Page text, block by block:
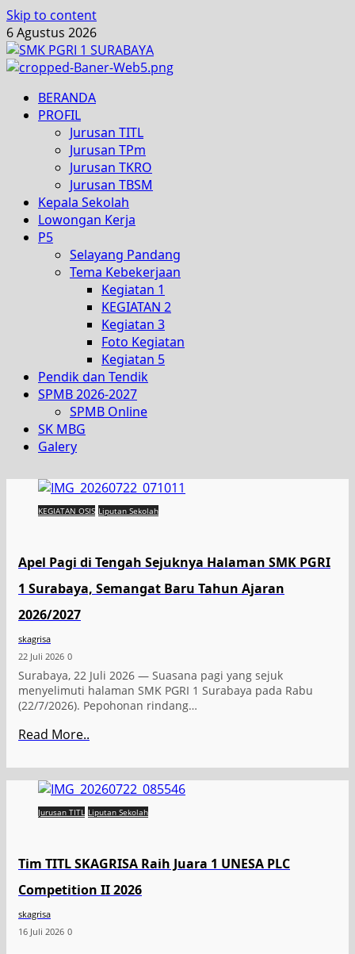
Skip to content
6 Agustus 2026
BERANDA
PROFIL
Jurusan TITL
Jurusan TPm
Jurusan TKRO
Jurusan TBSM
Kepala Sekolah
Lowongan Kerja
P5
Selayang Pandang
Tema Kebekerjaan
Kegiatan 1
KEGIATAN 2
Kegiatan 3
Foto Kegiatan
Kegiatan 5
Pendik dan Tendik
SPMB 2026-2027
SPMB Online
SK MBG
Galery
KEGIATAN OSIS Liputan Sekolah
Apel Pagi di Tengah Sejuknya Halaman SMK PGRI
1 Surabaya, Semangat Baru Tahun Ajaran
2026/2027
skagrisa
22 Juli 2026 0
Surabaya, 22 Juli 2026 — Suasana pagi yang sejuk
menyelimuti halaman SMK PGRI 1 Surabaya pada Rabu
(22/7/2026). Pepohonan rindang…
Read More..
Jurusan TITL Liputan Sekolah
Tim TITL SKAGRISA Raih Juara 1 UNESA PLC
Competition II 2026
skagrisa
16 Juli 2026 0